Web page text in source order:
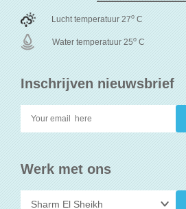
Inschrijven nieuwsbrief
Werk met ons
Lucht temperatuur 27o C
Water temperatuur 25o C